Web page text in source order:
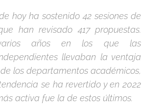
hoy ha sostenido 42 sesiones de
han revisado 417 propuestas.
años en los que las
llevaban la ventaja
los departamentos académicos,
se ha revertido y en 2022
activa fue la de estos últimos.